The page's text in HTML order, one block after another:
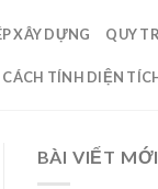
XÂY DỰNG QUY
CÁCH TÍNH DIỆN
BÀI VIẾT MỚI